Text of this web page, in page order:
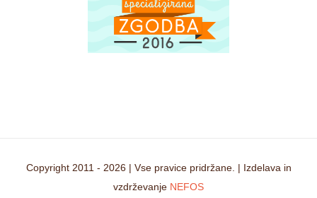
Copyright 2011 - 2026 | Vse pravice pridržane. | Izdelava in
vzdrževanje NEFOS